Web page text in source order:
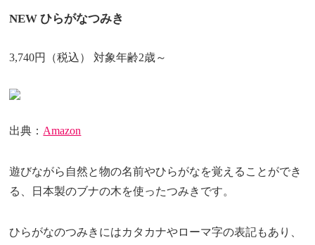
NEW ひらがなつみき
3,740円（税込） 対象年齢2歳～
出典： Amazon
遊びながら自然と物の名前やひらがなを覚えることができ
る、日本製のブナの木を使ったつみきです。
ひらがなのつみきにはカタカナやローマ字の表記もあり、